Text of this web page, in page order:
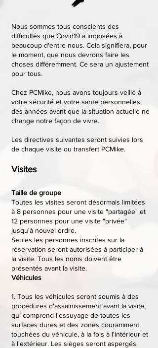
Nous sommes tous conscients des
difficultés que Covid19 a imposées à
beaucoup d'entre nous. Cela signifiera, pour
le moment, que nous devrons faire les
choses différemment. Ce sera un ajustement
pour tous.
Chez PCMike, nous avons toujours veillé à
votre sécurité et votre santé personnelles,
des années avant que la situation actuelle ne
change notre façon de vivre.
Les directives suivantes seront suivies lors
de chaque visite ou transfert PCMike.
Visites
Taille de groupe
Toutes les visites seront désormais limitées
à 8 personnes pour une visite "partagée" et
12 personnes pour une visite "privée"
jusqu'à nouvel ordre.
Seules les personnes inscrites sur la
réservation seront autorisées à participer à
la visite. Tous les noms doivent être
présentés avant la visite.
Véhicules
1. Tous les véhicules seront soumis à des
procédures d'assainissement avant la visite,
qui comprend l'essuyage de toutes les
surfaces dures et des zones couramment
touchées du véhicule, à la fois à l'intérieur et
à l'extérieur. Les sièges seront aspergés